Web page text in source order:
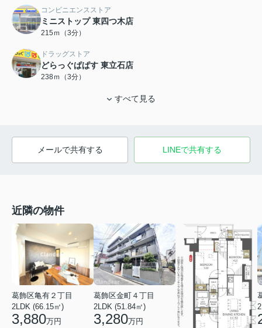
コンビニエンスストア
ミニストップ 東四つ木店
215ｍ（3分）
ドラッグストア
どらっぐぱぱす 東立石店
238ｍ（3分）
すべて見る
メールで共有する LINEで共有する
近隣の物件
葛飾区亀有２丁目
2LDK (66.15㎡)
3,880万円
葛飾区金町４丁目
2LDK (51.84㎡)
3,280万円